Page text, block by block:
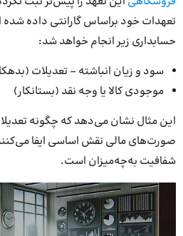
تعهدات خود براساس گارانتی داده
حسابداری زیر انجام خواهد شد:
سود و زیان انباشته – تعدیلات
موجودی کالا یا وجه نقد (بستانکار)
این مثال نشان می‌دهد که چگونه
صورت‌های مالی نقش اساسی ایفا
شفافیت به‌چه‌میزان است.